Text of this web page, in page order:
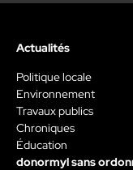
Actualités
Politique locale
Environnement
Travaux publics
Chroniques
Éducation
donormyl sans